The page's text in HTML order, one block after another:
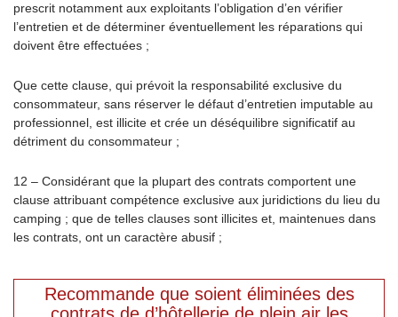
prescrit notamment aux exploitants l’obligation d’en vérifier
l’entretien et de déterminer éventuellement les réparations qui
doivent être effectuées ;
Que cette clause, qui prévoit la responsabilité exclusive du
consommateur, sans réserver le défaut d’entretien imputable au
professionnel, est illicite et crée un déséquilibre significatif au
détriment du consommateur ;
12 – Considérant que la plupart des contrats comportent une
clause attribuant compétence exclusive aux juridictions du lieu du
camping ; que de telles clauses sont illicites et, maintenues dans
les contrats, ont un caractère abusif ;
Recommande que soient éliminées des